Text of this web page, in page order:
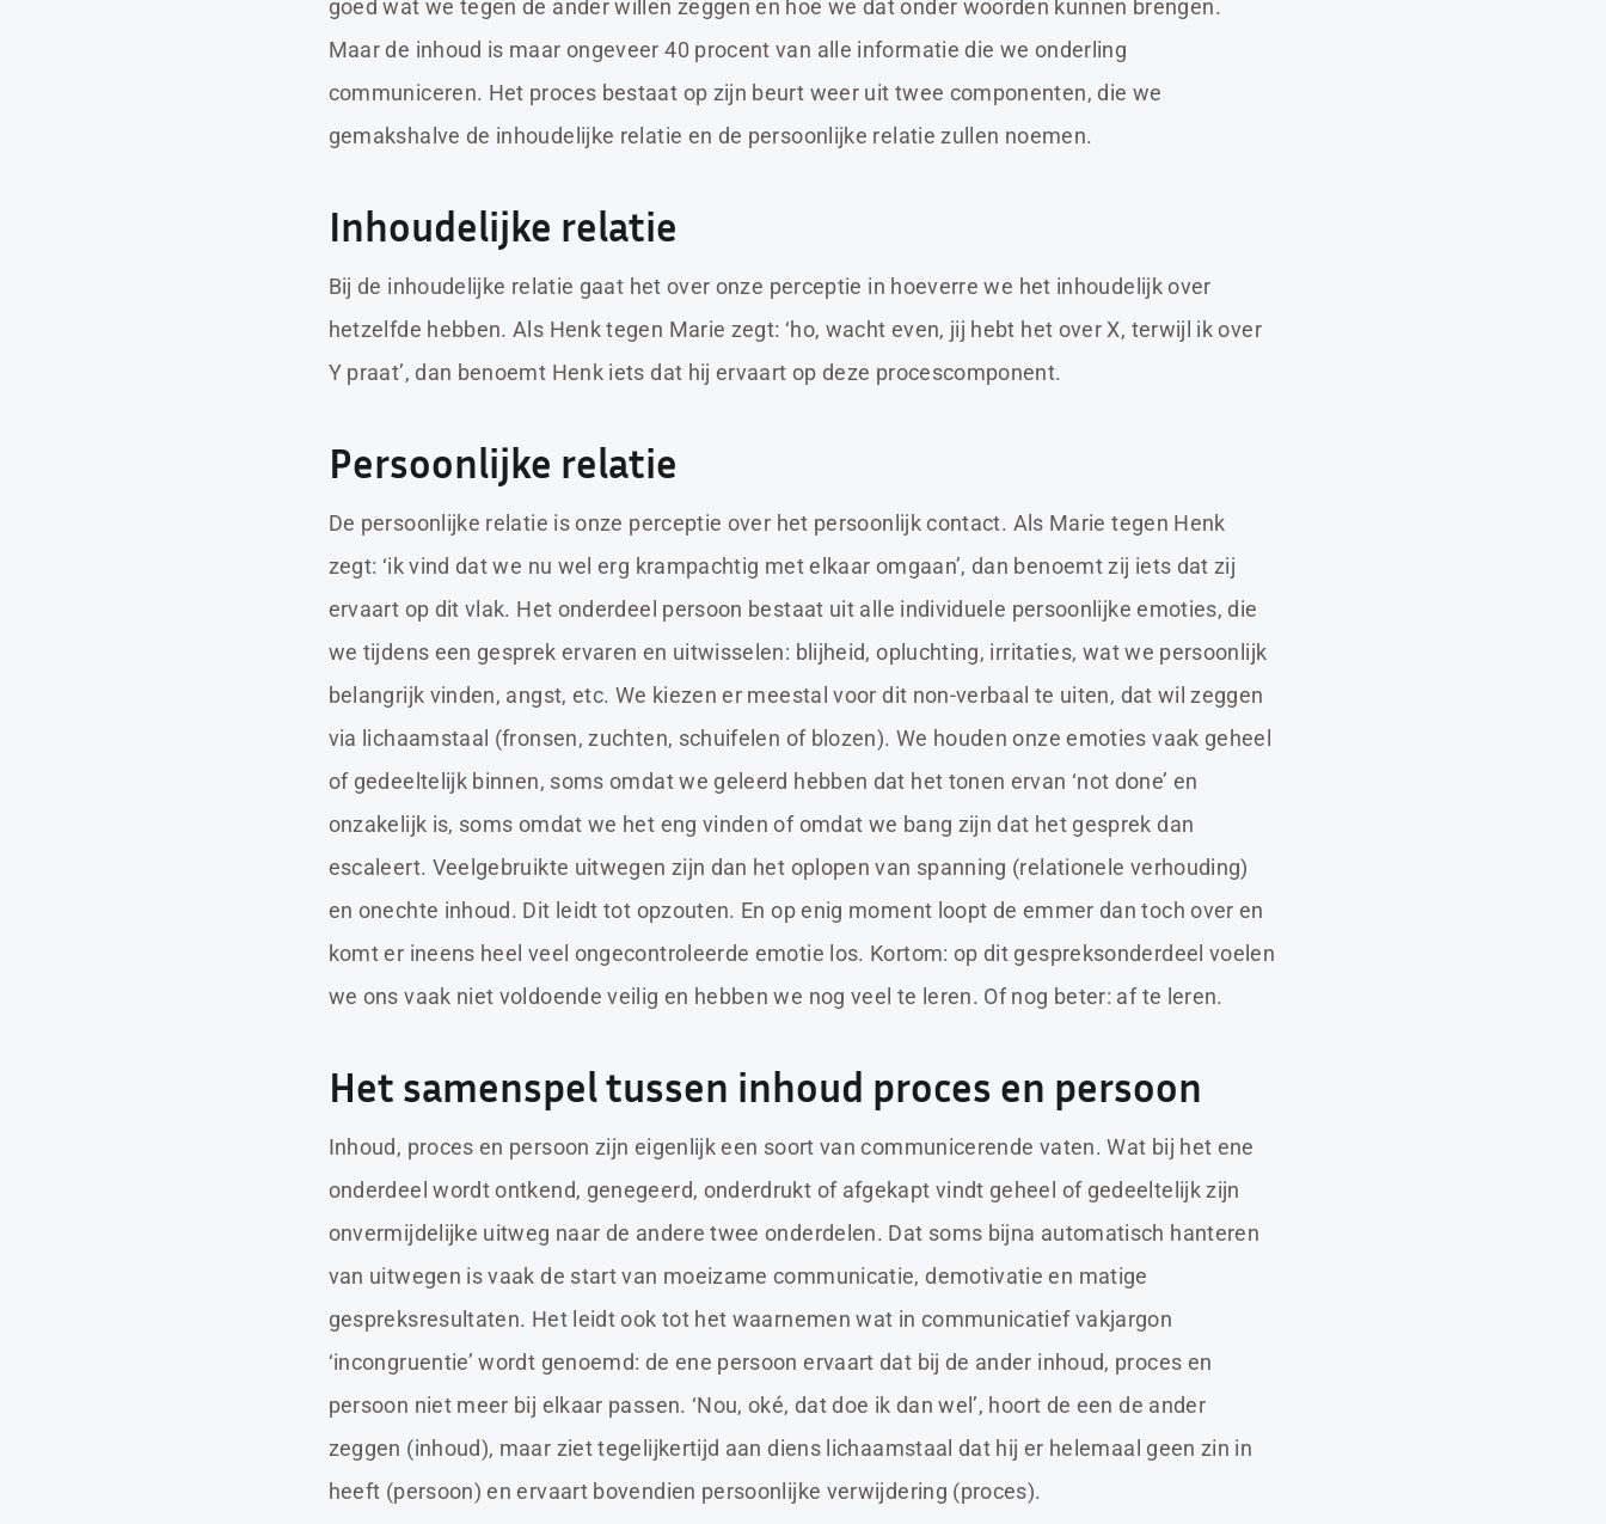
goed wat we tegen de ander willen zeggen en hoe we dat onder woorden kunnen brengen.
Maar de inhoud is maar ongeveer 40 procent van alle informatie die we onderling
communiceren. Het proces bestaat op zijn beurt weer uit twee componenten, die we
gemakshalve de inhoudelijke relatie en de persoonlijke relatie zullen noemen.
Inhoudelijke relatie
Bij de inhoudelijke relatie gaat het over onze perceptie in hoeverre we het inhoudelijk over
hetzelfde hebben. Als Henk tegen Marie zegt: ‘ho, wacht even, jij hebt het over X, terwijl ik over
Y praat’, dan benoemt Henk iets dat hij ervaart op deze procescomponent.
Persoonlijke relatie
De persoonlijke relatie is onze perceptie over het persoonlijk contact. Als Marie tegen Henk
zegt: ‘ik vind dat we nu wel erg krampachtig met elkaar omgaan’, dan benoemt zij iets dat zij
ervaart op dit vlak. Het onderdeel persoon bestaat uit alle individuele persoonlijke emoties, die
we tijdens een gesprek ervaren en uitwisselen: blijheid, opluchting, irritaties, wat we persoonlijk
belangrijk vinden, angst, etc. We kiezen er meestal voor dit non-verbaal te uiten, dat wil zeggen
via lichaamstaal (fronsen, zuchten, schuifelen of blozen). We houden onze emoties vaak geheel
of gedeeltelijk binnen, soms omdat we geleerd hebben dat het tonen ervan ‘not done’ en
onzakelijk is, soms omdat we het eng vinden of omdat we bang zijn dat het gesprek dan
escaleert. Veelgebruikte uitwegen zijn dan het oplopen van spanning (relationele verhouding)
en onechte inhoud. Dit leidt tot opzouten. En op enig moment loopt de emmer dan toch over en
komt er ineens heel veel ongecontroleerde emotie los. Kortom: op dit gespreksonderdeel voelen
we ons vaak niet voldoende veilig en hebben we nog veel te leren. Of nog beter: af te leren.
Het samenspel tussen inhoud proces en persoon
Inhoud, proces en persoon zijn eigenlijk een soort van communicerende vaten. Wat bij het ene
onderdeel wordt ontkend, genegeerd, onderdrukt of afgekapt vindt geheel of gedeeltelijk zijn
onvermijdelijke uitweg naar de andere twee onderdelen. Dat soms bijna automatisch hanteren
van uitwegen is vaak de start van moeizame communicatie, demotivatie en matige
gespreksresultaten. Het leidt ook tot het waarnemen wat in communicatief vakjargon
‘incongruentie’ wordt genoemd: de ene persoon ervaart dat bij de ander inhoud, proces en
persoon niet meer bij elkaar passen. ‘Nou, oké, dat doe ik dan wel’, hoort de een de ander
zeggen (inhoud), maar ziet tegelijkertijd aan diens lichaamstaal dat hij er helemaal geen zin in
heeft (persoon) en ervaart bovendien persoonlijke verwijdering (proces).